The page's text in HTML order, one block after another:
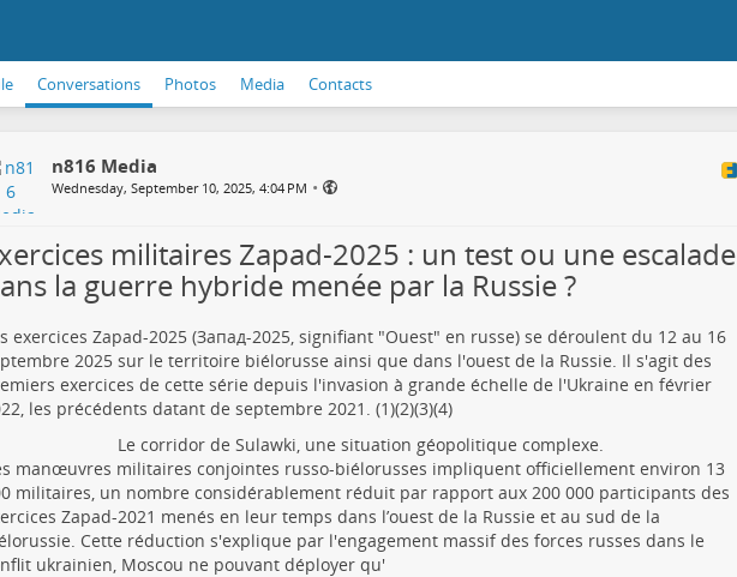
Conversations Photos Media Contacts
n816 Media
Wednesday, September 10, 2025, 4:04 PM •
militaires Zapad-2025 : un test ou une escalade
la guerre hybride menée par la Russie ?
exercices Zapad-2025 (Запад-2025, signifiant "Ouest" en russe) se déroulent du 12 au 16
2025 sur le territoire biélorusse ainsi que dans l'ouest de la Russie. Il s'agit des
exercices de cette série depuis l'invasion à grande échelle de l'Ukraine en février
les précédents datant de septembre 2021. (1)(2)(3)(4)
Le corridor de Sulawki, une situation géopolitique complexe.
manœuvres militaires conjointes russo-biélorusses impliquent officiellement environ 13
militaires, un nombre considérablement réduit par rapport aux 200 000 participants des
Zapad-2021 menés en leur temps dans l’ouest de la Russie et au sud de la
Cette réduction s'explique par l'engagement massif des forces russes dans le
ukrainien, Moscou ne pouvant déployer qu'